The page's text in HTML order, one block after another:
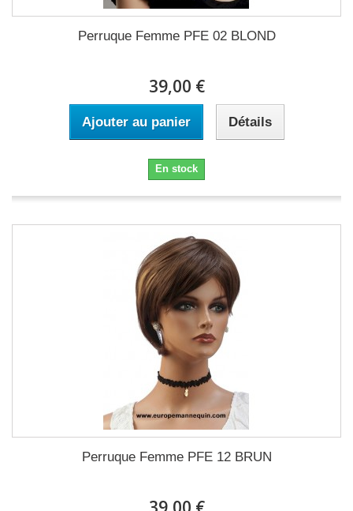
Perruque Femme PFE 02 BLOND
39,00 €
Ajouter au panier Détails
En stock
Perruque Femme PFE 12 BRUN